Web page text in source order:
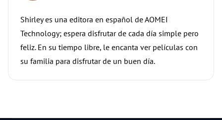
Shirley es una editora en español de AOMEI
Technology; espera disfrutar de cada día simple pero
feliz. En su tiempo libre, le encanta ver películas con
su familia para disfrutar de un buen día.